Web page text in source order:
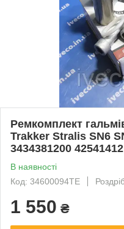
Ремкомплект
Trakker Stralis SN6
3434381200
В наявності
Код: 34600094TE
1 550 ₴